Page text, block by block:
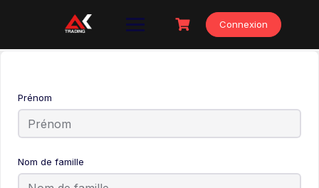
Connexion
Prénom
Nom de famille